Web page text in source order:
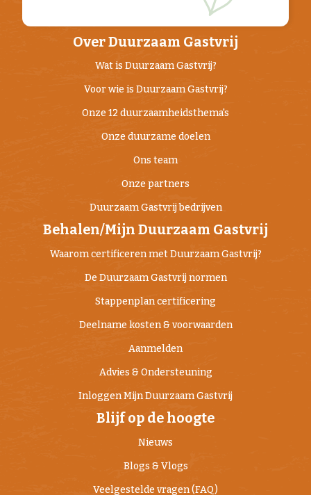
Over Duurzaam Gastvrij
Wat is Duurzaam Gastvrij?
Voor wie is Duurzaam Gastvrij?
Onze 12 duurzaamheidsthema's
Onze duurzame doelen
Ons team
Onze partners
Duurzaam Gastvrij bedrijven
Behalen/Mijn Duurzaam Gastvrij
Waarom certificeren met Duurzaam Gastvrij?
De Duurzaam Gastvrij normen
Stappenplan certificering
Deelname kosten & voorwaarden
Aanmelden
Advies & Ondersteuning
Inloggen Mijn Duurzaam Gastvrij
Blijf op de hoogte
Nieuws
Blogs & Vlogs
Veelgestelde vragen (FAQ)